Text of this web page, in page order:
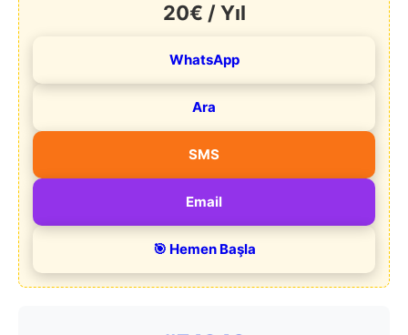
20€ / Yıl
WhatsApp
Ara
SMS
Email
🎯 Hemen Başla